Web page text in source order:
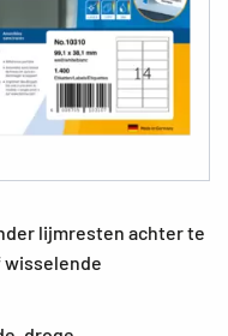
lijmresten achter te